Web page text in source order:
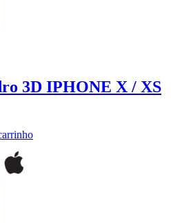
3D IPHONE X / XS